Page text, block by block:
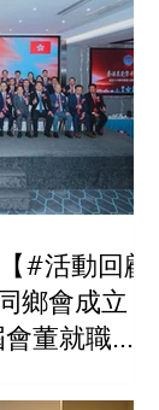
#活動回顧
鄉會成立
董就職典